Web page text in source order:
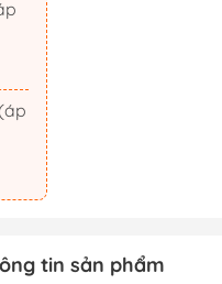
Xúc
Dục
tin sản phẩm